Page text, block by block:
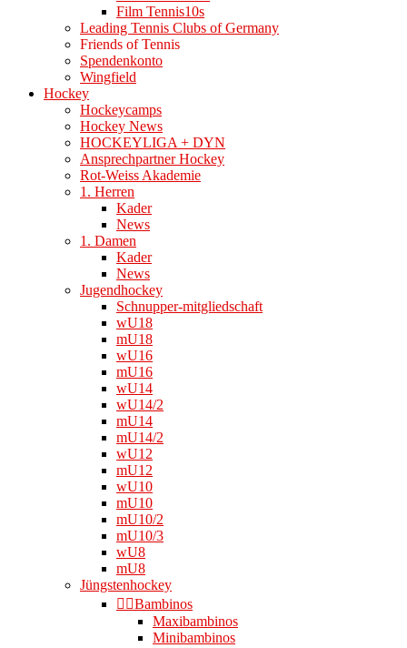
Film Tennis10s
Leading Tennis Clubs of Germany
Friends of Tennis
Spendenkonto
Wingfield
Hockey
Hockeycamps
Hockey News
HOCKEYLIGA + DYN
Ansprechpartner Hockey
Rot-Weiss Akademie
1. Herren
Kader
News
1. Damen
Kader
News
Jugendhockey
Schnupper-mitgliedschaft
wU18
mU18
wU16
mU16
wU14
wU14/2
mU14
mU14/2
wU12
mU12
wU10
mU10
mU10/2
mU10/3
wU8
mU8
Jüngstenhockey
👉🏻Bambinos
Maxibambinos
Minibambinos